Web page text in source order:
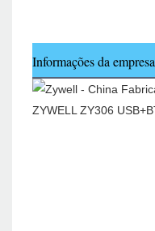
Informações da empresa